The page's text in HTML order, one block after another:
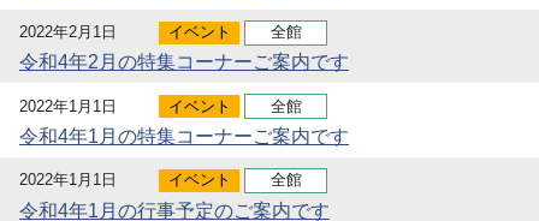
2022年2月1日 イベント 全館
令和4年2月の特集コーナーご案内です
2022年1月1日 イベント 全館
令和4年1月の特集コーナーご案内です
2022年1月1日 イベント 全館
令和4年1月の行事予定のご案内です